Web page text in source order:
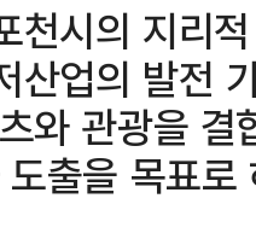
천시의 지리
산업의 발전
와 관광을
출을 목표로